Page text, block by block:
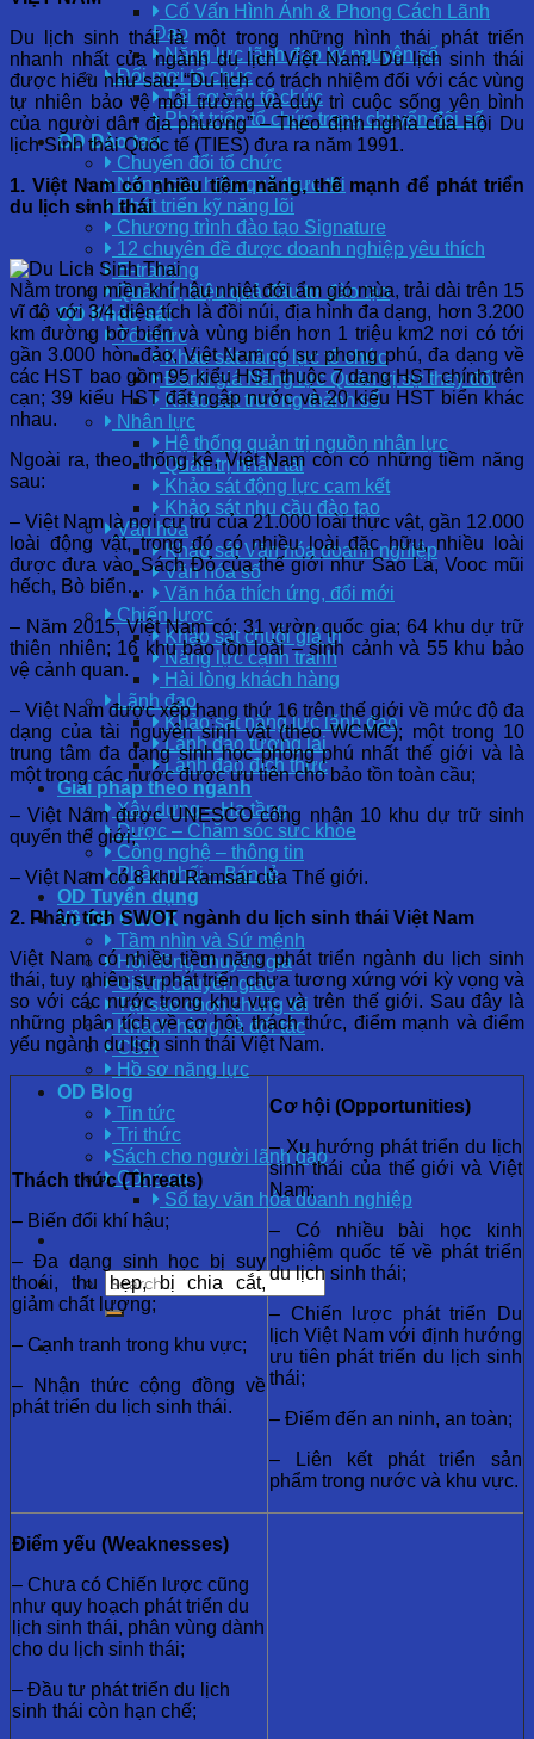
Cố Vấn Hình Ảnh & Phong Cách Lãnh
Đạo
Năng lực lãnh đạo kỷ nguyên số
Đổi mới tổ chức
Tái cơ cấu tổ chức
Phát triển tổ chức trong chuyển đổi số
OD Đào tạo
Chuyển đổi tổ chức
Nâng cao hiệu quả thực thi
Phát triển kỹ năng lõi
Chương trình đào tạo Signature
12 chuyên đề được doanh nghiệp yêu thích
E-training
Quản trị hiệu quả đầu tư đào tạo
OD Khảo sát
Tổ chức
Khảo sát năng lực tổ chức
Đánh giá Năng lực Quản trị sự thay đổi
Khảo sát trưởng thành số
Nhân lực
Hệ thống quản trị nguồn nhân lực
Quản trị nhân tài
Khảo sát động lực cam kết
Khảo sát nhu cầu đào tạo
Văn hóa
Khảo sát Văn hóa doanh nghiệp
Văn hóa số
Văn hóa thích ứng, đổi mới
Chiến lược
Khảo sát chuỗi giá trị
Năng lực cạnh tranh
Hài lòng khách hàng
Lãnh đạo
Khảo sát năng lực lãnh đạo
Lãnh đạo tương lai
Lãnh đạo đích thực
Giải pháp theo ngành
Xây dựng – Hạ tầng
Dược – Chăm sóc sức khỏe
Công nghệ – thông tin
Phân phối – Bán lẻ
OD Tuyển dụng
Về OD CLICK
Tầm nhìn và Sứ mệnh
Hội đồng chuyên gia
Giá trị chuyển giao
Tại sao chọn chúng tôi
Khách hàng và đối tác
CSR
Hồ sơ năng lực
OD Blog
Tin tức
Tri thức
Sách cho người lãnh đạo
Công cụ
Sổ tay văn hóa doanh nghiệp
Du lịch sinh thái là một trong những hình thái phát triển
nhanh nhất của ngành du lịch Việt Nam. Du lịch sinh thái
được hiểu như sau: “Du lịch có trách nhiệm đối với các vùng
tự nhiên bảo vệ môi trường và duy trì cuộc sống yên bình
của người dân địa phương” – Theo định nghĩa của Hội Du
lịch Sinh thái Quốc tế (TIES) đưa ra năm 1991.
1. Việt Nam có nhiều tiềm năng, thế mạnh để phát triển
du lịch sinh thái
Nằm trong miền khí hậu nhiệt đới ẩm gió mùa, trải dài trên 15
vĩ độ với 3/4 diện tích là đồi núi, địa hình đa dạng, hơn 3.200
km đường bờ biển và vùng biển hơn 1 triệu km2 nơi có tới
gần 3.000 hòn đảo, Việt Nam có sự phong phú, đa dạng về
các HST bao gồm 95 kiểu HST thuộc 7 dạng HST chính trên
cạn; 39 kiểu HST đất ngập nước và 20 kiểu HST biển khác
nhau.
Ngoài ra, theo thống kê, Việt Nam còn có những tiềm năng
sau:
– Việt Nam là nơi cư trú của 21.000 loài thực vật, gần 12.000
loài động vật, trong đó có nhiều loài đặc hữu, nhiều loài
được đưa vào Sách Đỏ của thế giới như Sao La, Vooc mũi
hếch, Bò biển…
– Năm 2015, Việt Nam có: 31 vườn quốc gia; 64 khu dự trữ
thiên nhiên; 16 khu bảo tồn loài – sinh cảnh và 55 khu bảo
vệ cảnh quan.
– Việt Nam được xếp hạng thứ 16 trên thế giới về mức độ đa
dạng của tài nguyên sinh vật (theo WCMC); một trong 10
trung tâm đa dạng sinh học phong phú nhất thế giới và là
một trong các nước được ưu tiên cho bảo tồn toàn cầu;
– Việt Nam được UNESCO công nhận 10 khu dự trữ sinh
quyển thế giới;
– Việt Nam có 8 khu Ramsar của Thế giới.
2. Phân tích SWOT ngành du lịch sinh thái Việt Nam
Việt Nam có nhiều tiềm năng phát triển ngành du lịch sinh
thái, tuy nhiên sự phát triển chưa tương xứng với kỳ vọng và
so với các nước trong khu vực và trên thế giới. Sau đây là
những phân tích về cơ hội, thách thức, điểm mạnh và điểm
yếu ngành du lịch sinh thái Việt Nam.
Thách thức (Threats)
– Biến đổi khí hậu;
– Đa dạng sinh học bị suy
thoái, thu hẹp, bị chia cắt,
giảm chất lượng;
– Cạnh tranh trong khu vực;
– Nhận thức cộng đồng về
phát triển du lịch sinh thái.
Cơ hội (Opportunities)
– Xu hướng phát triển du lịch
sinh thái của thế giới và Việt
Nam;
– Có nhiều bài học kinh
nghiệm quốc tế về phát triển
du lịch sinh thái;
– Chiến lược phát triển Du
lịch Việt Nam với định hướng
ưu tiên phát triển du lịch sinh
thái;
– Điểm đến an ninh, an toàn;
– Liên kết phát triển sản
phẩm trong nước và khu vực.
Điểm yếu (Weaknesses)
– Chưa có Chiến lược cũng
như quy hoạch phát triển du
lịch sinh thái, phân vùng dành
cho du lịch sinh thái;
– Đầu tư phát triển du lịch
sinh thái còn hạn chế;